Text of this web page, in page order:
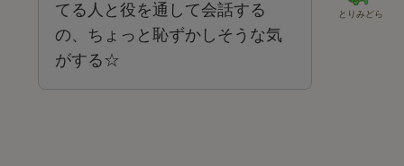
とりみどら
てる人と役を通して会話する
の、ちょっと恥ずかしそうな気
がする☆